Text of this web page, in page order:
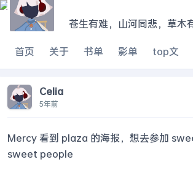
苍生有难，山河同悲，草木
首页
关于 书单 影单 top文
Celia
5年前
Mercy 看到 plaza 的海报，想去参加
sweet people